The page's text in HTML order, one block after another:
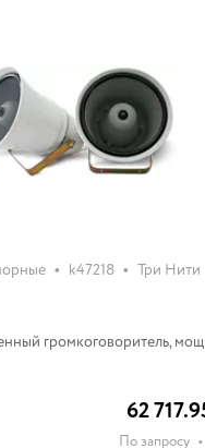
• k47218 • Три Нити
громкоговоритель,
62
По запросу •